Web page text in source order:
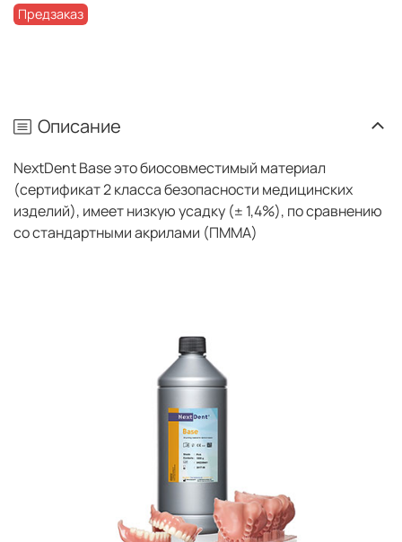
Предзаказ
Описание
NextDent Base это биосовместимый материал
(сертификат 2 класса безопасности медицинских
изделий), имеет низкую усадку (± 1,4%), по сравнению
со стандартными акрилами (ПММА)